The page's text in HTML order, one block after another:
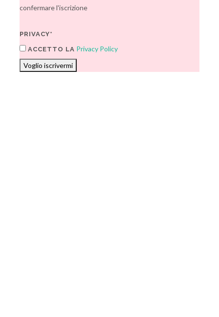
confermare l'iscrizione
PRIVACY*
ACCETTO LA Privacy Policy
Voglio iscrivermi